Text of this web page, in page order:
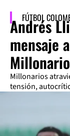
FÚTBOL
Andrés
mensaje
Millonarios
tensión,